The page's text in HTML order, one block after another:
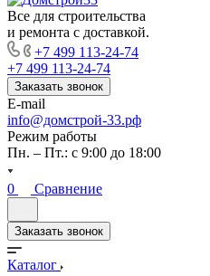
Все для строительства
и ремонта с доставкой.
+7 499 113-24-74
+7 499 113-24-74
Заказать звонок
E-mail
info@домстрой-33.рф
Режим работы
Пн. – Пт.: с 9:00 до 18:00
0 Сравнение
Заказать звонок
Каталог